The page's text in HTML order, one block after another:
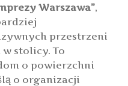
Warszawa”,
przestrzeni
stolicy. To
o powierzchni
o organizacji